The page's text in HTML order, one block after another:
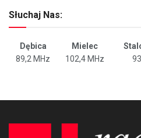
Słuchaj Nas:
Dębica Mielec
89,2 MHz
102,4 MHz